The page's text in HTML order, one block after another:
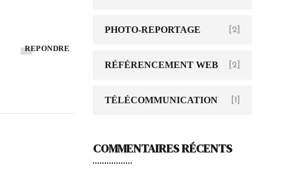
RÉPONDRE
PHOTO-REPORTAGE [2]
RÉFÉRENCEMENT WEB [2]
TÉLÉCOMMUNICATION [1]
COMMENTAIRES RÉCENTS